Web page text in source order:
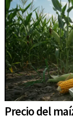
Precio del